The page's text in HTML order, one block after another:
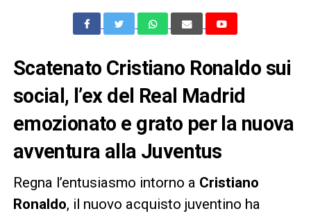
Scatenato Cristiano Ronaldo sui
social, l’ex del Real Madrid
emozionato e grato per la nuova
avventura alla Juventus
Regna l’entusiasmo intorno a Cristiano
Ronaldo, il nuovo acquisto juventino ha